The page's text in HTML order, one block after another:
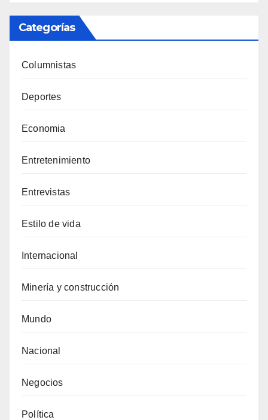
Categorías
Columnistas
Deportes
Economia
Entretenimiento
Entrevistas
Estilo de vida
Internacional
Minería y construcción
Mundo
Nacional
Negocios
Política